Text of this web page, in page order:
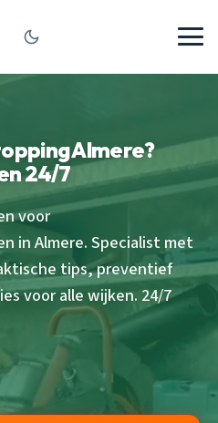
Almere?
24/7
voor
in Almere. Specialist met
tips, preventief
voor alle wijken. 24/7